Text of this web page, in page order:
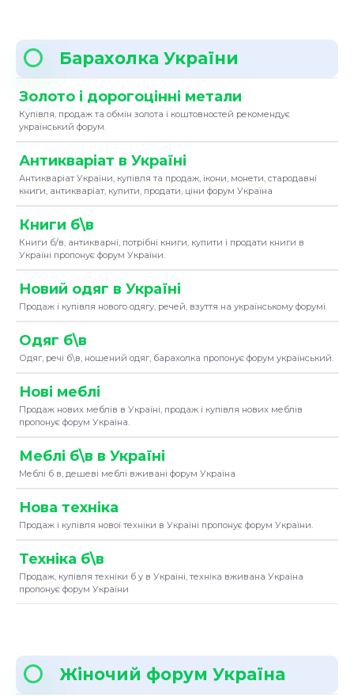
Барахолка України
Золото і дорогоцінні метали
Купівля, продаж та обмін золота і коштовностей рекомендує
український форум.
Антикваріат в Україні
Антикваріат України, купівля та продаж, ікони, монети, стародавні
книги, антикваріат, купити, продати, ціни форум Україна
Книги б\в
Книги б/в, антикварні, потрібні книги, купити і продати книги в
Україні пропонує форум України.
Новий одяг в Україні
Продаж і купівля нового одягу, речей, взуття на українському форумі.
Одяг б\в
Одяг, речі б\в, ношений одяг, барахолка пропонує форум український.
Нові меблі
Продаж нових меблів в Україні, продаж і купівля нових меблів
пропонує форум Україна.
Меблі б\в в Україні
Меблі б в, дешеві меблі вживані форум Україна
Нова техніка
Продаж і купівля нової техніки в Україні пропонує форум України.
Техніка б\в
Продаж, купівля техніки б у в Україні, техніка вживана Україна
пропонує форум України
Жіночий форум Україна